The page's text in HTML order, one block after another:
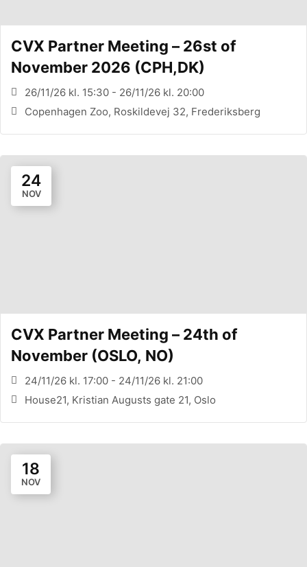
CVX Partner Meeting – 26st of
November 2026 (CPH,DK)
26/11/26 kl. 15:30 - 26/11/26 kl. 20:00
Copenhagen Zoo, Roskildevej 32, Frederiksberg
24
NOV
CVX Partner Meeting – 24th of
November (OSLO, NO)
24/11/26 kl. 17:00 - 24/11/26 kl. 21:00
House21, Kristian Augusts gate 21, Oslo
18
NOV